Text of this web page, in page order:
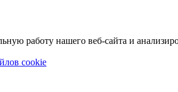
работу нашего веб-сайта и
cookie